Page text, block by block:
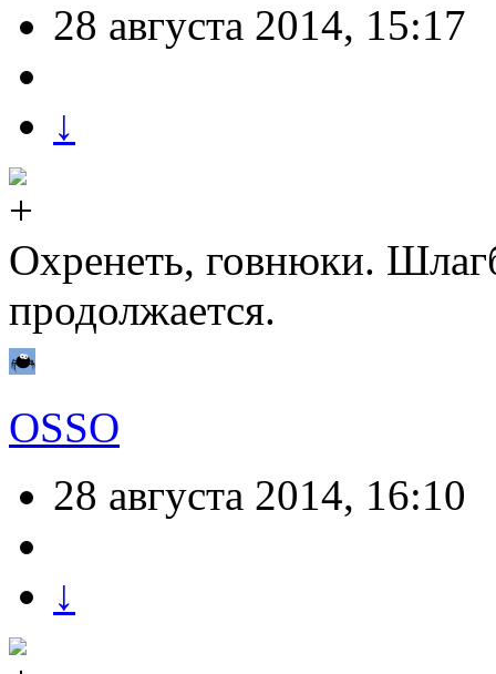
28 августа 2014, 15:17
↓
Охренеть, говнюки.
продолжается.
OSSO
28 августа 2014, 16:10
↓